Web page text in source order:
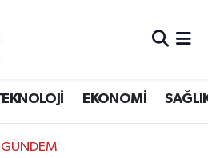
EKONOMİ
GÜNDEM
Haritası
ve Fikstür